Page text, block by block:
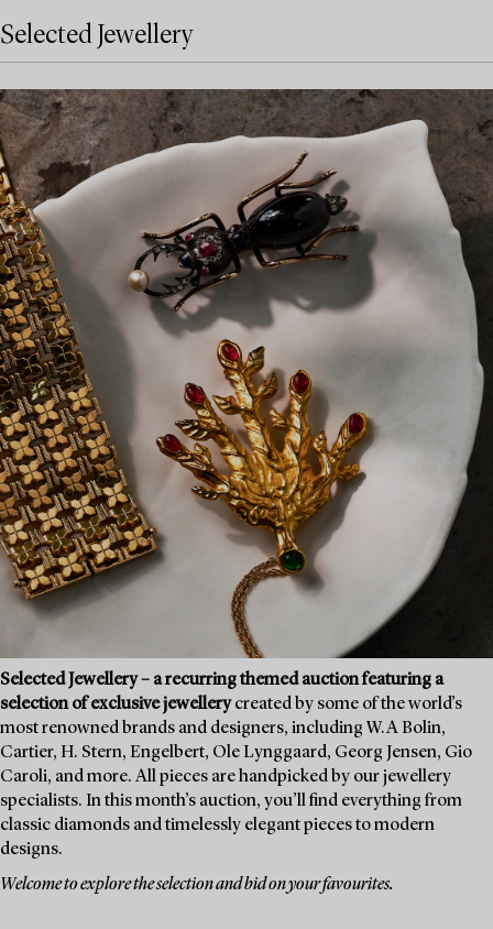
Selected Jewellery
Selected Jewellery – a recurring themed auction featuring a
selection of exclusive jewellerycreated by some of the world’s
most renowned brands and designers, including W.A Bolin,
Cartier, H. Stern, Engelbert, Ole Lynggaard, Georg Jensen, Gio
Caroli, and more. All pieces are handpicked by our jewellery
specialists. In this month’s auction, you’ll find everything from
classic diamonds and timelessly elegant pieces to modern
designs.
Welcome to explore the selection and bid on your favourites.